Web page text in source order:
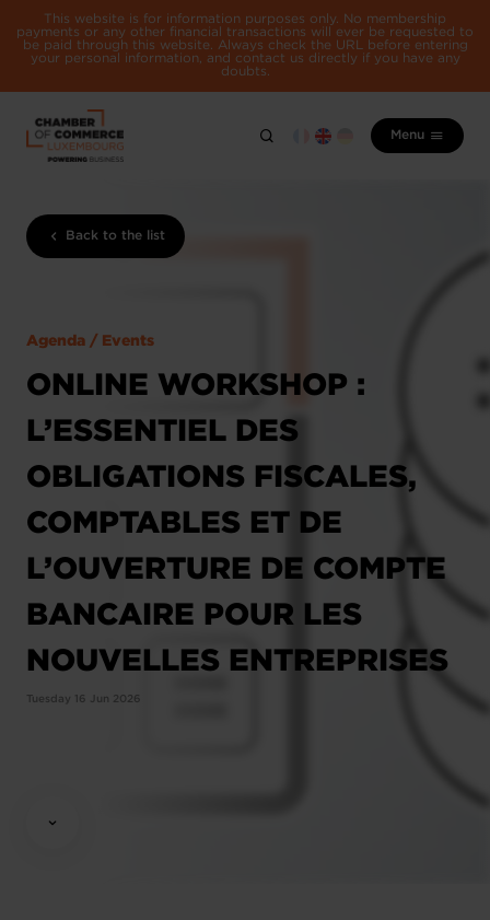
This website is for information purposes only. No membership
payments or any other financial transactions will ever be requested to
be paid through this website. Always check the URL before entering
your personal information, and contact us directly if you have any
doubts.
Menu
Back to the list
Agenda / Events
ONLINE WORKSHOP :
L’ESSENTIEL DES
OBLIGATIONS FISCALES,
COMPTABLES ET DE
L’OUVERTURE DE COMPTE
BANCAIRE POUR LES
NOUVELLES ENTREPRISES
Tuesday 16 Jun 2026